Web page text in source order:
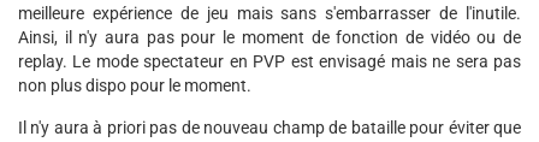
meilleure expérience de jeu mais sans s'embarrasser de l'inutile.
Ainsi, il n'y aura pas pour le moment de fonction de vidéo ou de
replay. Le mode spectateur en PVP est envisagé mais ne sera pas
non plus dispo pour le moment.
Il n'y aura à priori pas de nouveau champ de bataille pour éviter que